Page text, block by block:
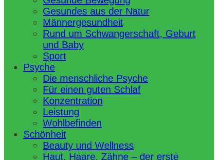
Gesundes aus der Natur
Männergesundheit
Rund um Schwangerschaft, Geburt
und Baby
Sport
Psyche
Die menschliche Psyche
Für einen guten Schlaf
Konzentration
Leistung
Wohlbefinden
Schönheit
Beauty und Wellness
Haut, Haare, Zähne – der erste